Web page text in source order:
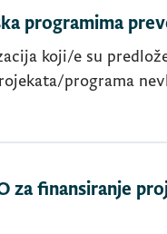
programima
koji/e su
programa
za finansiranje